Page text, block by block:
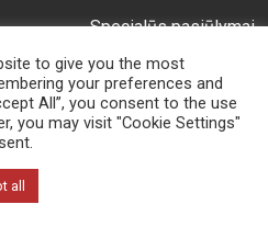
Specialūs pasiūlymai
saugomos 2026
to give you the most
your preferences and
All”, you consent to the use
you may visit "Cookie Settings"
all